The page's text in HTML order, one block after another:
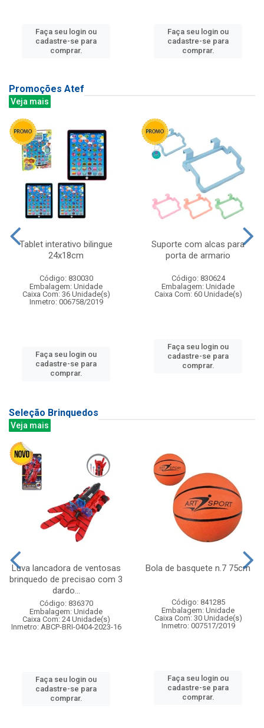
Faça seu login ou
cadastre-se para
comprar.
Faça seu login ou
cadastre-se para
comprar.
Promoções Atef
Veja mais
Tablet interativo bilingue
24x18cm
Código: 830030
Embalagem: Unidade
Caixa Com: 36 Unidade(s)
Inmetro: 006758/2019
Faça seu login ou
cadastre-se para
comprar.
Suporte com alcas para
porta de armario
Código: 830624
Embalagem: Unidade
Caixa Com: 60 Unidade(s)
Faça seu login ou
cadastre-se para
comprar.
Seleção Brinquedos
Veja mais
Luva lancadora de ventosas
brinquedo de precisao com 3
dardo...
Código: 836370
Embalagem: Unidade
Caixa Com: 24 Unidade(s)
Inmetro: ABCP-BRI-0404-2023-16
Faça seu login ou
cadastre-se para
comprar.
Bola de basquete n.7 75cm
Código: 841285
Embalagem: Unidade
Caixa Com: 30 Unidade(s)
Inmetro: 007517/2019
Faça seu login ou
cadastre-se para
comprar.